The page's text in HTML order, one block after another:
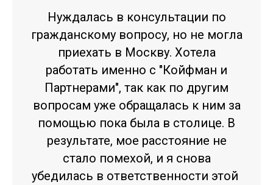
Нуждалась в консультации по
гражданскому вопросу, но не могла
приехать в Москву. Хотела
работать именно с "Койфман и
Партнерами", так как по другим
вопросам уже обращалась к ним за
помощью пока была в столице. В
результате, мое расстояние не
стало помехой, и я снова
убедилась в ответственности этой